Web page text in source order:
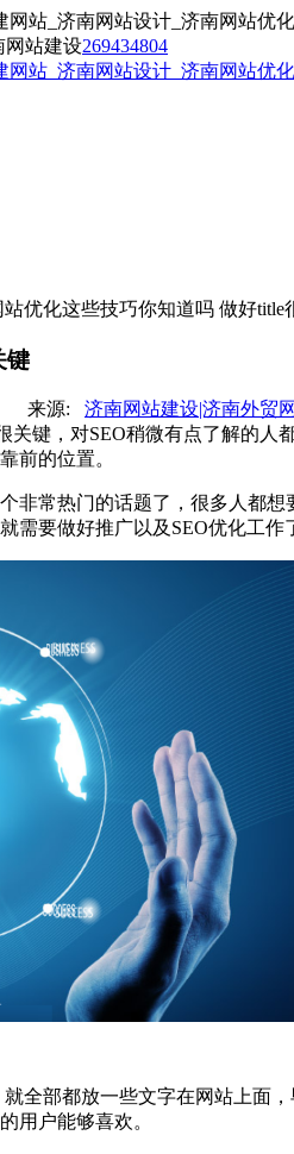
269434804
站优化这些技巧你知道吗 做好title
键
来源: 济南网站建设|济南外贸
关键，对SEO稍微有点了解的
前的位置。
非常热门的话题了，很多人都
需要做好推广以及SEO优化工作
全部都放一些文字在网站上面
用户能够喜欢。